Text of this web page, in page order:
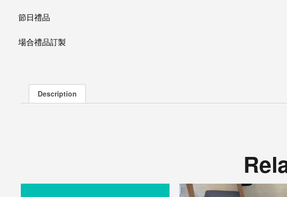
節日禮品
場合禮品訂製
Description